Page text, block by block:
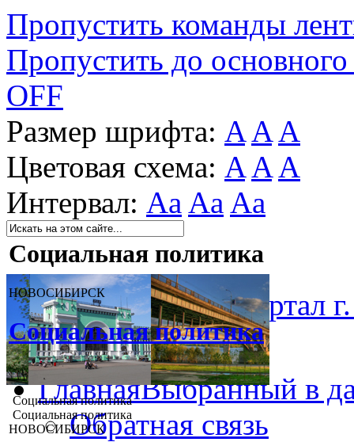
Пропустить команды
Пропустить до основного
OFF
Размер шрифта: A A A
Цветовая схема: A A A
Интервал: Aa Aa Aa
Социальная политика
НОВОСИБИРСК
Социальная политика
Социальная политика
Социальная политика
НОВОСИБИРСК
Муниципальный портал
политика
ГлавнаяВыбранный в
Обратная связь